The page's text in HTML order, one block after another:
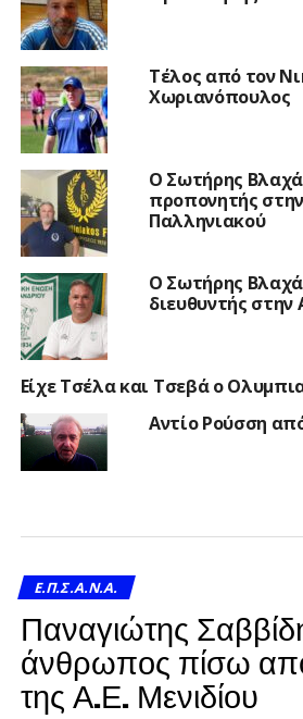
Τέλος από τον
Χωριανόπουλος
Ο Σωτήρης
προπονητής
Παλληνιακού
Ο Σωτήρης
διευθυντής στην
Είχε Τσέλα και Τσεβά ο
Αντίο Ρούσση
Ε.Π.Σ.Α.Ν.Α.
Παναγιώτης
άνθρωπος πίσω
της Α.Ε. Μενιδίου